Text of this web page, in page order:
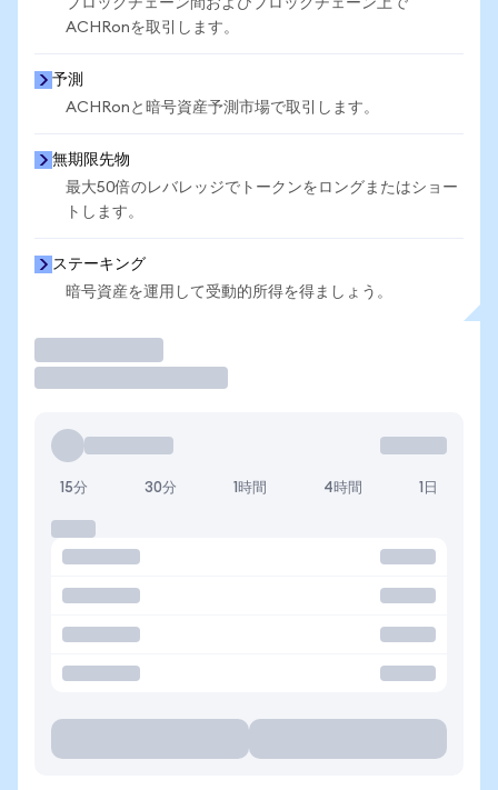
ブロックチェーン間およびブロックチェーン上で
ACHRonを取引します。
予測
ACHRonと暗号資産予測市場で取引します。
無期限先物
最大50倍のレバレッジでトークンをロングまたはショー
トします。
ステーキング
暗号資産を運用して受動的所得を得ましょう。
15分 30分 1時間 4時間 1日